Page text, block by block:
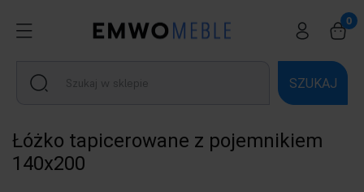
SZUKAJ
Łóżko tapicerowane z pojemnikiem
140x200